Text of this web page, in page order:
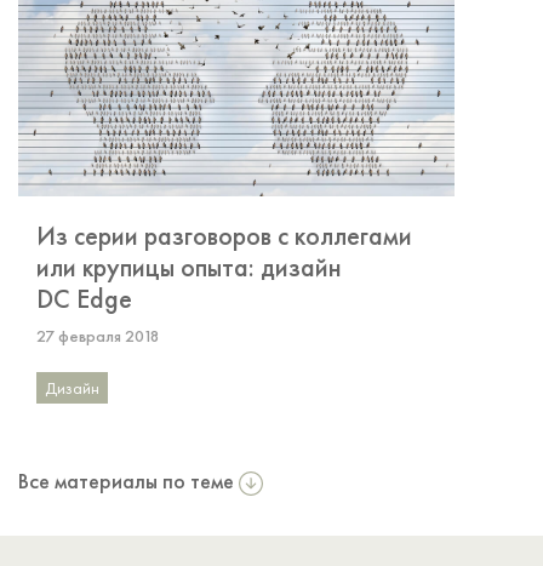
Из серии разговоров с коллегами
или крупицы опыта: дизайн
DC Edge
27 февраля 2018
Дизайн
Все материалы по теме